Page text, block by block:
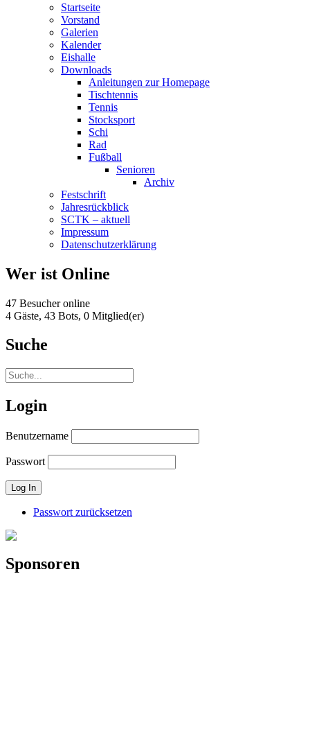
Startseite
Vorstand
Galerien
Kalender
Eishalle
Downloads
Anleitungen zur Homepage
Tischtennis
Tennis
Stocksport
Schi
Rad
Fußball
Senioren
Archiv
Festschrift
Jahresrückblick
SCTK – aktuell
Impressum
Datenschutzerklärung
Wer ist Online
47 Besucher online
4 Gäste, 43 Bots, 0 Mitglied(er)
Suche
Login
Benutzername
Passwort
Passwort zurücksetzen
Sponsoren